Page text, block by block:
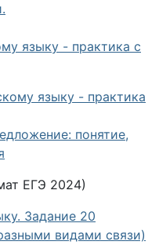
языку - практика с
языку - практика
понятие,
ЕГЭ 2024)
Задание 20
видами связи)